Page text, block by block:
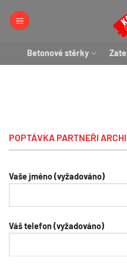
Betonové stěrky
POPTÁVKA PARTNEŘI
Vaše jméno (vyžadováno)
Váš telefon (vyžadováno)